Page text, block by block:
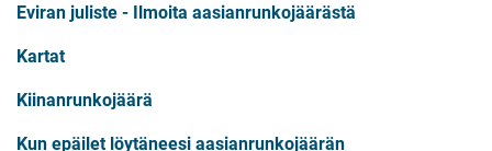
Eviran juliste - Ilmoita aasianrunkojäärästä
Kartat
Kiinanrunkojäärä
Kun epäilet löytäneesi aasianrunkojäärän